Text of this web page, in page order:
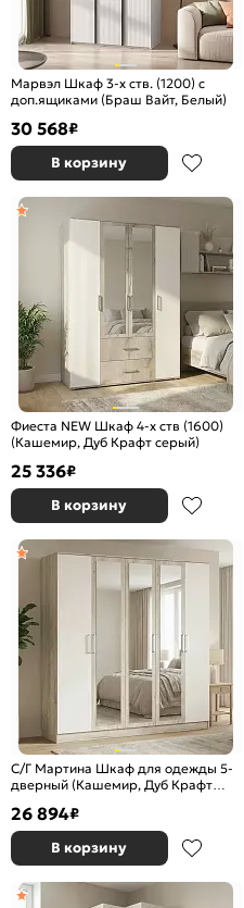
Марвэл Шкаф 3-х ств. (1200) с
доп.ящиками (Браш Вайт, Белый)
30 568₽
В корзину
Фиеста NEW Шкаф 4-х ств (1600)
(Кашемир, Дуб Крафт серый)
25 336₽
В корзину
С/Г Мартина Шкаф для одежды 5-
дверный (Кашемир, Дуб Крафт
26 894₽
В корзину